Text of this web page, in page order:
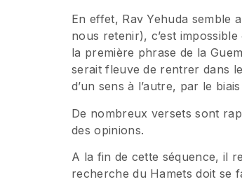
En effet, Rav Yehuda semble
nous retenir), c’est impossible
la première phrase de la
serait fleuve de rentrer dans
d’un sens à l’autre, par le
De nombreux versets sont
des opinions.
A la fin de cette séquence, il
recherche du Hamets doit se